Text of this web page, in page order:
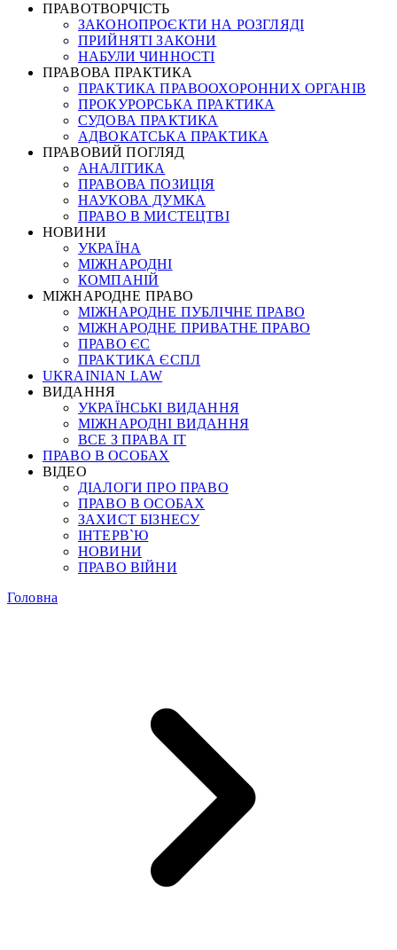
ПРАВОТВОРЧІСТЬ
ЗАКОНОПРОЄКТИ НА РОЗГЛЯДІ
ПРИЙНЯТІ ЗАКОНИ
НАБУЛИ ЧИННОСТІ
ПРАВОВА ПРАКТИКА
ПРАКТИКА ПРАВООХОРОННИХ ОРГАНІВ
ПРОКУРОРСЬКА ПРАКТИКА
СУДОВА ПРАКТИКА
АДВОКАТСЬКА ПРАКТИКА
ПРАВОВИЙ ПОГЛЯД
АНАЛІТИКА
ПРАВОВА ПОЗИЦІЯ
НАУКОВА ДУМКА
ПРАВО В МИСТЕЦТВІ
НОВИНИ
УКРАЇНА
МІЖНАРОДНІ
КОМПАНІЙ
МІЖНАРОДНЕ ПРАВО
МІЖНАРОДНЕ ПУБЛІЧНЕ ПРАВО
МІЖНАРОДНЕ ПРИВАТНЕ ПРАВО
ПРАВО ЄС
ПРАКТИКА ЄСПЛ
UKRAINIAN LAW
ВИДАННЯ
УКРАЇНСЬКІ ВИДАННЯ
МІЖНАРОДНІ ВИДАННЯ
ВСЕ З ПРАВА ІТ
ПРАВО В ОСОБАХ
ВІДЕО
ДІАЛОГИ ПРО ПРАВО
ПРАВО В ОСОБАХ
ЗАХИСТ БІЗНЕСУ
ІНТЕРВ`Ю
НОВИНИ
ПРАВО ВІЙНИ
Головна